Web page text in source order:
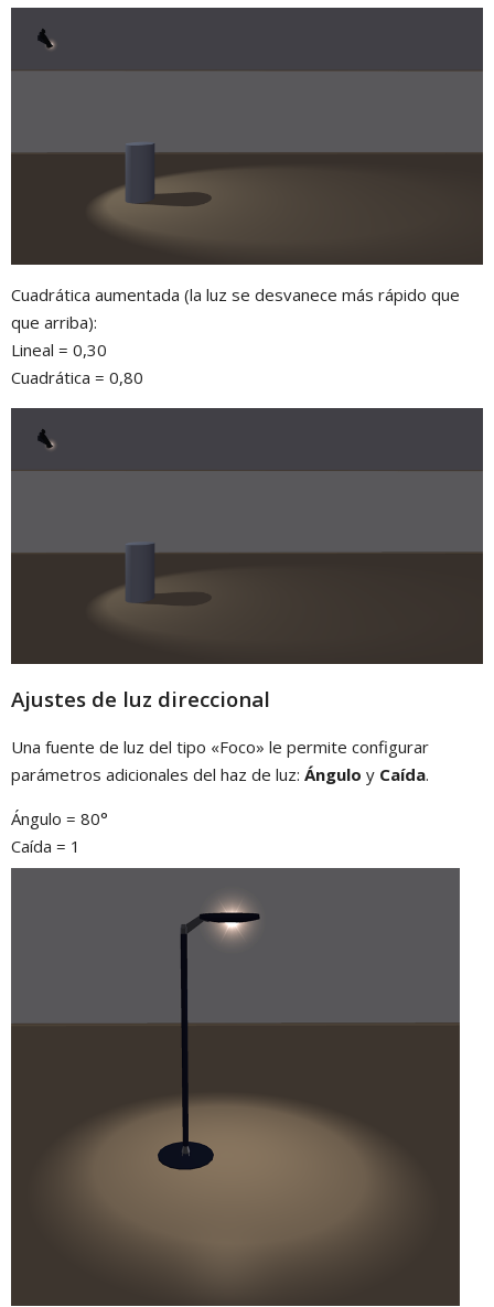
Cuadrática aumentada (la luz se desvanece más rápido que
que arriba):
Lineal = 0,30
Cuadrática = 0,80
Ajustes de luz direccional
Una fuente de luz del tipo «Foco» le permite configurar
parámetros adicionales del haz de luz: Ángulo y Caída.
Ángulo = 80°
Caída = 1